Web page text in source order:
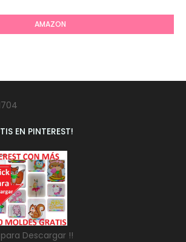
AMAZON
EN PINTEREST!
para Descargar !!